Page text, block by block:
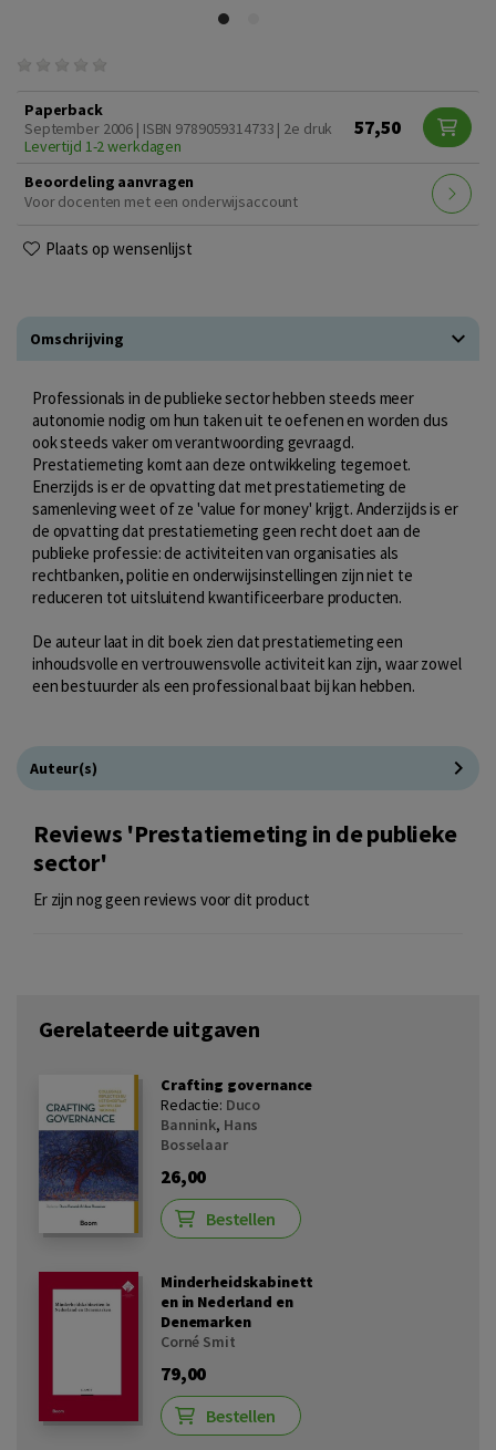
Paperback
September 2006 | ISBN 9789059314733 | 2e druk
Levertijd 1-2 werkdagen
57,50
Beoordeling aanvragen
Voor docenten met een onderwijsaccount
Plaats op wensenlijst
Omschrijving
Professionals in de publieke sector hebben steeds meer
autonomie nodig om hun taken uit te oefenen en worden dus
ook steeds vaker om verantwoording gevraagd.
Prestatiemeting komt aan deze ontwikkeling tegemoet.
Enerzijds is er de opvatting dat met prestatiemeting de
samenleving weet of ze 'value for money' krijgt. Anderzijds is er
de opvatting dat prestatiemeting geen recht doet aan de
publieke professie: de activiteiten van organisaties als
rechtbanken, politie en onderwijsinstellingen zijn niet te
reduceren tot uitsluitend kwantificeerbare producten.
De auteur laat in dit boek zien dat prestatiemeting een
inhoudsvolle en vertrouwensvolle activiteit kan zijn, waar zowel
een bestuurder als een professional baat bij kan hebben.
Auteur(s)
Reviews 'Prestatiemeting in de publieke
sector'
Er zijn nog geen reviews voor dit product
Gerelateerde uitgaven
Crafting governance
Redactie: Duco
Bannink, Hans
Bosselaar
26,00
Bestellen
Minderheidskabinett
en in Nederland en
Denemarken
Corné Smit
79,00
Bestellen